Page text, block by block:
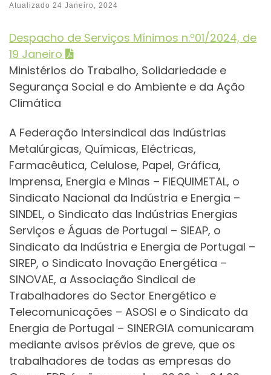
Atualizado 24 Janeiro, 2024
Despacho de Serviços Mínimos n.º01/2024, de
19 Janeiro
Ministérios do Trabalho, Solidariedade e
Segurança Social e do Ambiente e da Ação
Climática
A Federação Intersindical das Indústrias
Metalúrgicas, Químicas, Eléctricas,
Farmacêutica, Celulose, Papel, Gráfica,
Imprensa, Energia e Minas – FIEQUIMETAL, o
Sindicato Nacional da Indústria e Energia –
SINDEL, o Sindicato das Indústrias Energias
Serviços e Águas de Portugal – SIEAP, o
Sindicato da Indústria e Energia de Portugal –
SIREP, o Sindicato Inovação Energética –
SINOVAE, a Associação Sindical de
Trabalhadores do Sector Energético e
Telecomunicações – ASOSI e o Sindicato da
Energia de Portugal – SINERGIA comunicaram
mediante avisos prévios de greve, que os
trabalhadores de todas as empresas do